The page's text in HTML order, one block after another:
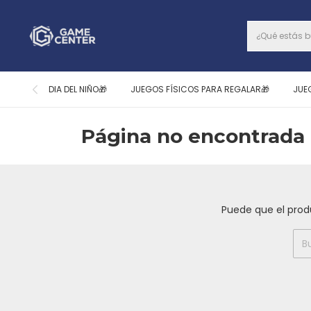
DIA DEL NIÑO🎁 JUEGOS FÍSICOS PARA REGALAR🎁
Página no encontrada
Puede que el